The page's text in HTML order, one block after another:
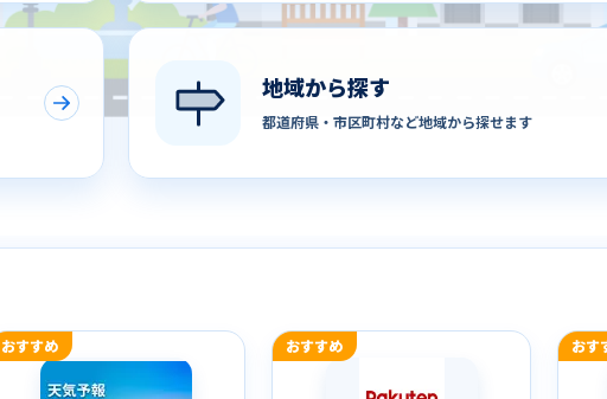
地域から探す
都道府県・市区町村など地域から探せます
おすすめ おすすめ おす